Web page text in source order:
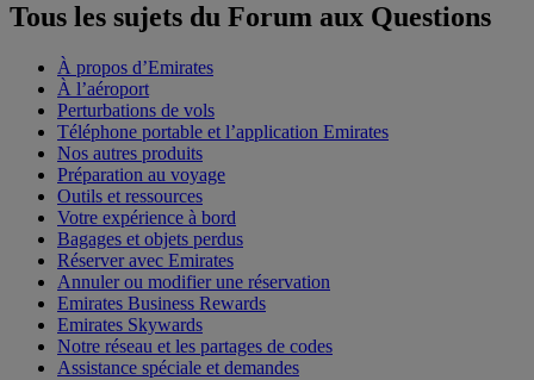
Tous les sujets du Forum aux Questions
À propos d’Emirates
À l’aéroport
Perturbations de vols
Téléphone portable et l’application Emirates
Nos autres produits
Préparation au voyage
Outils et ressources
Votre expérience à bord
Bagages et objets perdus
Réserver avec Emirates
Annuler ou modifier une réservation
Emirates Business Rewards
Emirates Skywards
Notre réseau et les partages de codes
Assistance spéciale et demandes